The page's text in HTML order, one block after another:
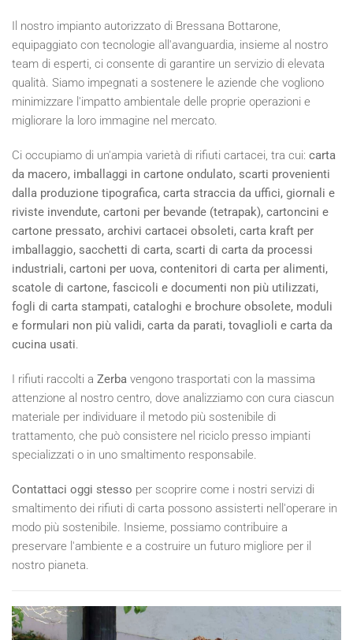
Il nostro impianto autorizzato di Bressana Bottarone,
equipaggiato con tecnologie all'avanguardia, insieme al nostro
team di esperti, ci consente di garantire un servizio di elevata
qualità. Siamo impegnati a sostenere le aziende che vogliono
minimizzare l'impatto ambientale delle proprie operazioni e
migliorare la loro immagine nel mercato.
Ci occupiamo di un'ampia varietà di rifiuti cartacei, tra cui: carta
da macero, imballaggi in cartone ondulato, scarti provenienti
dalla produzione tipografica, carta straccia da uffici, giornali e
riviste invendute, cartoni per bevande (tetrapak), cartoncini e
cartone pressato, archivi cartacei obsoleti, carta kraft per
imballaggio, sacchetti di carta, scarti di carta da processi
industriali, cartoni per uova, contenitori di carta per alimenti,
scatole di cartone, fascicoli e documenti non più utilizzati,
fogli di carta stampati, cataloghi e brochure obsolete, moduli
e formulari non più validi, carta da parati, tovaglioli e carta da
cucina usati.
I rifiuti raccolti a Zerba vengono trasportati con la massima
attenzione al nostro centro, dove analizziamo con cura ciascun
materiale per individuare il metodo più sostenibile di
trattamento, che può consistere nel riciclo presso impianti
specializzati o in uno smaltimento responsabile.
Contattaci oggi stesso per scoprire come i nostri servizi di
smaltimento dei rifiuti di carta possono assisterti nell'operare in
modo più sostenibile. Insieme, possiamo contribuire a
preservare l'ambiente e a costruire un futuro migliore per il
nostro pianeta.